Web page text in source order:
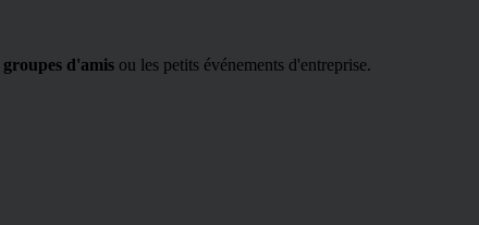
groupes d'amis ou les petits événements d'entreprise.